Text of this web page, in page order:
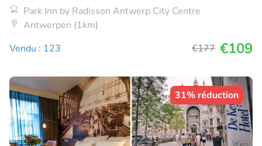
Park Inn by Radisson Antwerp City Centre
Antwerpen (1km)
Vendu : 123
€177 €109
31% réduction